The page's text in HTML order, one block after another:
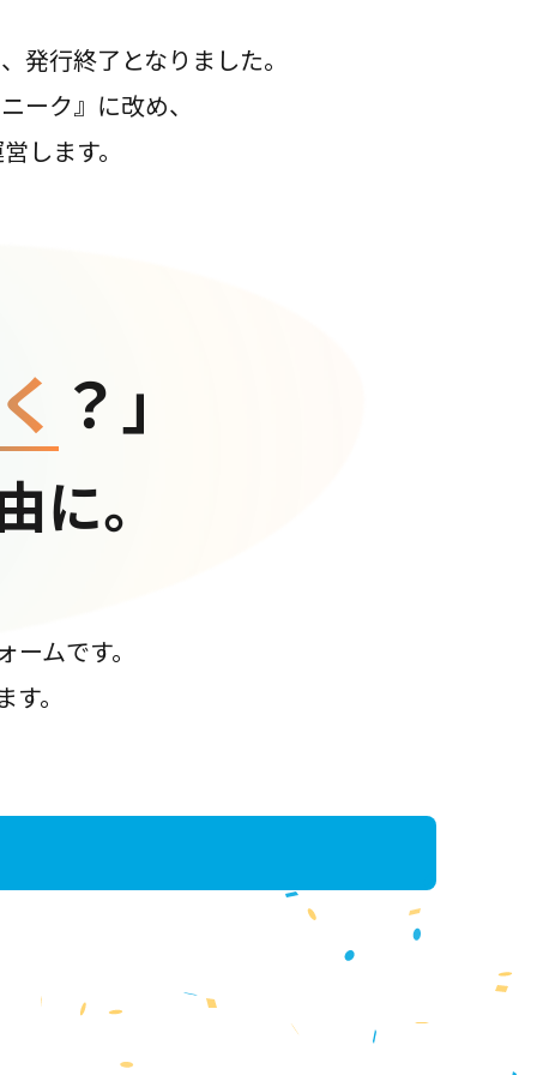
発行終了となりました。
ーク』に改め、
します。
？」
に。
ムです。
。